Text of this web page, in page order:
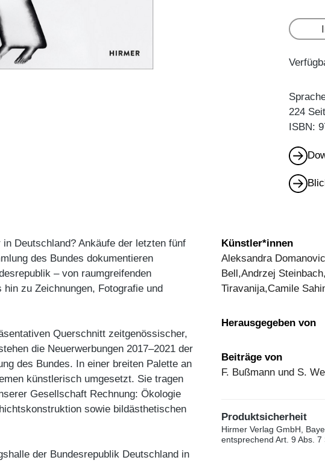
224
ISBN:
Deutschland? Ankäufe der letzten fünf
des Bundes dokumentieren
– von raumgreifenden
zu Zeichnungen, Fotografie und
Querschnitt zeitgenössischer,
die Neuerwerbungen 2017–2021 der
des Bundes. In einer breiten Palette an
künstlerisch umgesetzt. Sie tragen
Gesellschaft Rechnung: Ökologie
sowie bildästhetischen
der Bundesrepublik Deutschland in
Künstler*innen
Aleksandra
Bell,Andrzej
Tiravanija,Camile
Herausgegeben von
Beiträge von
F. Bußmann und S.
Produktsicherheit
Hirmer Verlag GmbH,
entsprechend Art. 9 Abs. 7